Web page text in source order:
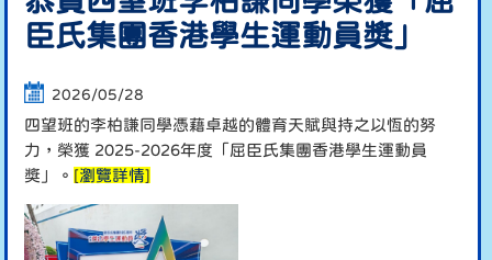
臣氏集團香港學生運動員獎」
2026/05/28
四望班的李柏謙同學憑藉卓越的體育天賦與持之以恆的努
力，榮獲 2025-2026年度「屈臣氏集團香港學生運動員
獎」。 [瀏覽詳情]